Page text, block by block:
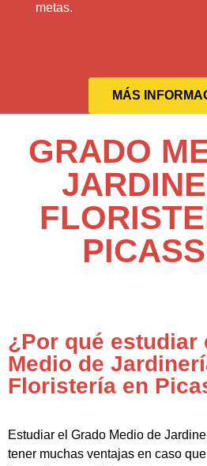
metas.
MÁS
GRADO
¿Por qué estudiar
Medio de
Floristería en
Estudiar el Grado Medio de
tener muchas ventajas en caso